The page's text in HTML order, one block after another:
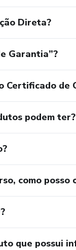
Direta?
Garantia”?
Certificado de
podem ter?
como posso
que possui